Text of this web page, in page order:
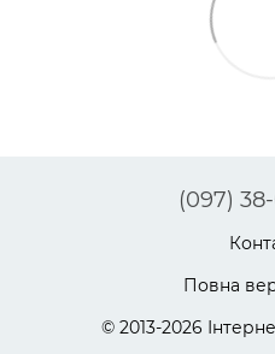
(097)
Повна
© 2013-2026